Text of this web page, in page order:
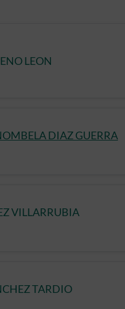
LEON
DIAZ GUERRA
VILLARRUBIA
TARDIO